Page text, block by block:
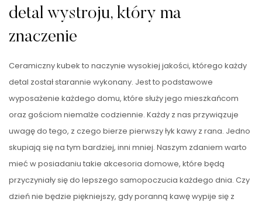
detal wystroju, który ma
znaczenie
Ceramiczny kubek to naczynie wysokiej jakości, którego każdy
detal został starannie wykonany. Jest to podstawowe
wyposażenie każdego domu, które służy jego mieszkańcom
oraz gościom niemalże codziennie. Każdy z nas przywiązuje
uwagę do tego, z czego bierze pierwszy łyk kawy z rana. Jedno
skupiają się na tym bardziej, inni mniej. Naszym zdaniem warto
mieć w posiadaniu takie akcesoria domowe, które będą
przyczyniały się do lepszego samopoczucia każdego dnia. Czy
dzień nie będzie piękniejszy, gdy poranną kawę wypije się z